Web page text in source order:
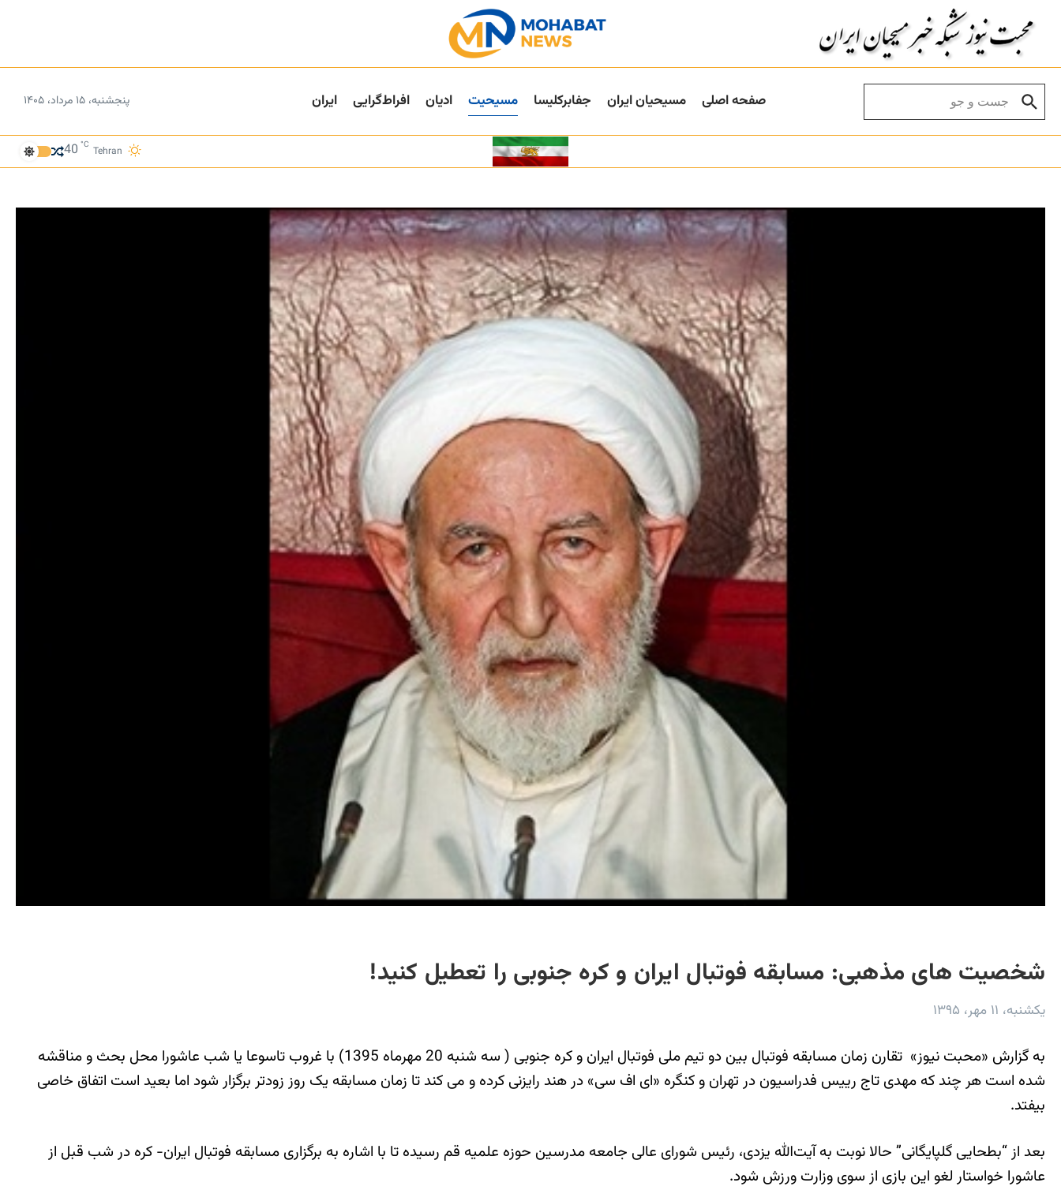
صفحه اصلی مسیحیان ایران جفا‌بر‌کلیسا مسیحیت ادیان افراط‌گرایی ایران پنجشنبه، ۱۵ مرداد، ۱۴۰۵
Tehran
40 °C
شخصیت های مذهبی: مسابقه فوتبال ایران و کره جنوبی را تعطیل کنید!
یکشنبه، ۱۱ مهر، ۱۳۹۵
به گزارش «محبت نیوز» تقارن زمان مسابقه فوتبال بین دو تیم ملی فوتبال ایران و کره جنوبی ( سه شنبه 20 مهرماه 1395) با غروب تاسوعا یا شب عاشورا محل بحث و مناقشه
شده است هر چند که مهدی تاج رییس فدراسیون در تهران و کنگره «ای اف سی» در هند رایزنی کرده و می کند تا زمان مسابقه یک روز زودتر برگزار شود اما بعید است اتفاق خاصی
بیفتد.
بعد از “بطحایی گلپایگانی” حالا نوبت به آیت‌الله یزدی، رئیس شورای عالی جامعه مدرسین حوزه علمیه قم رسیده تا با اشاره به برگزاری مسابقه فوتبال ایران- کره در شب قبل از
عاشورا خواستار لغو این بازی از سوی وزارت ورزش شود.